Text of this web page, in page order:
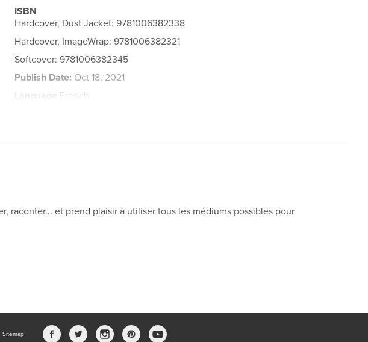
ISBN
Hardcover, Dust Jacket: 9781006382338
Hardcover, ImageWrap: 9781006382321
Softcover: 9781006382345
Publish Date: Oct 18, 2021
Language French
raconter... et prend plaisir à utiliser tous les médiums possibles pour
Sitemap